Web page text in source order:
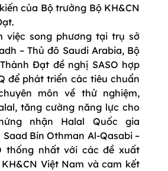
của Bộ trưởng Bộ KH&CN
việc song phương tại trụ sở
– Thủ đô Saudi Arabia, Bộ
Đạt đề nghị SASO hợp
để phát triển các tiêu chuẩn
môn về thử nghiệm,
tăng cường năng lực cho
nhận Halal Quốc gia
Saad Bin Othman Al-Qasabi –
thống nhất với các đề xuất
Việt Nam và cam kết